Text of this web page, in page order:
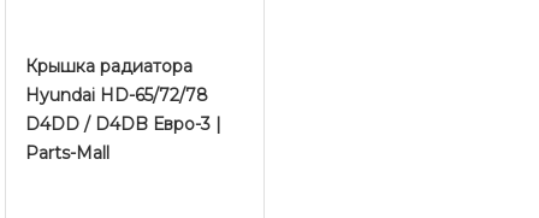
Крышка радиатора
Hyundai HD-65/72/78
D4DD / D4DB Евро-3 |
Parts-Mall